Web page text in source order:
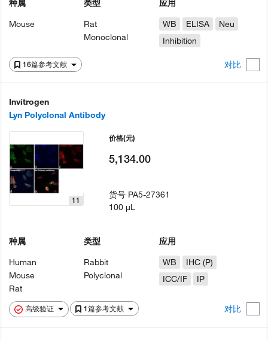
16篇参考文献 对比
种属
Mouse
类型
Rat
Monoclonal
应用
WB
ELISA
Neu
Inhibition
Invitrogen
Lyn Polyclonal Antibody
高级验证 1篇参考文献 对比
11
种属
Human
Mouse
Rat
类型
Rabbit
Polyclonal
应用
WB
IHC (P)
ICC/IF
IP
价格(元)
5,134.00
货号 PA5-27361
100 µL